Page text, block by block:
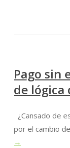
Pago sin
de lógica
¿Cansado de
por el cambio
→